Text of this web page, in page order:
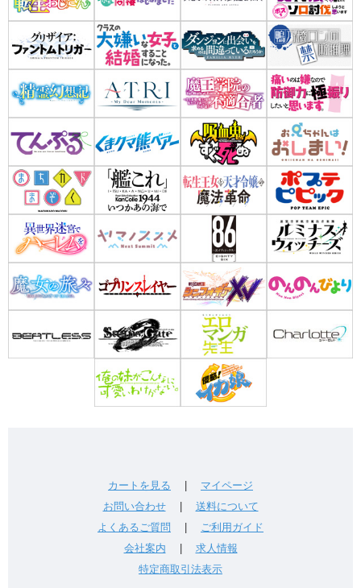
カートを見る
マイページ
お問い合わせ| 送料について
よくあるご質問
ご利用ガイド
会社案内
求人情報
特定商取引法表示